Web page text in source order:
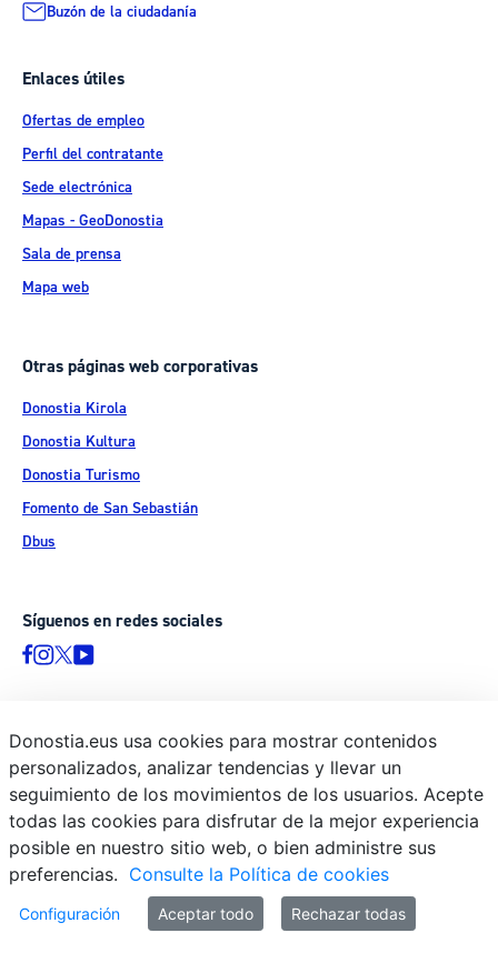
Buzón de la ciudadanía
Enlaces útiles
Ofertas de empleo
Perfil del contratante
Sede electrónica
Mapas - GeoDonostia
Sala de prensa
Mapa web
Otras páginas web corporativas
Donostia Kirola
Donostia Kultura
Donostia Turismo
Fomento de San Sebastián
Dbus
Síguenos en redes sociales
© Donostiako Udala - Ayuntamiento de Donostia / San Sebastián
Ijentea 1, 20003 Donostia / San Sebastián
Aviso legal
Política de privacidad
Política de cookies
Declaración de accesibilidad
Donostia.eus usa cookies para mostrar contenidos
personalizados, analizar tendencias y llevar un
seguimiento de los movimientos de los usuarios. Acepte
todas las cookies para disfrutar de la mejor experiencia
posible en nuestro sitio web, o bien administre sus
preferencias. Consulte la Política de cookies
Configuración Aceptar todo Rechazar todas